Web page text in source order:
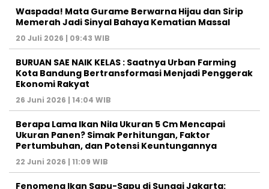
Waspada! Mata Gurame Berwarna Hijau dan Sirip
Memerah Jadi Sinyal Bahaya Kematian Massal
20 Juli 2026 | 09:43 WIB
BURUAN SAE NAIK KELAS : Saatnya Urban Farming
Kota Bandung Bertransformasi Menjadi Penggerak
Ekonomi Rakyat
26 Juni 2026 | 14:04 WIB
Berapa Lama Ikan Nila Ukuran 5 Cm Mencapai
Ukuran Panen? Simak Perhitungan, Faktor
Pertumbuhan, dan Potensi Keuntungannya
22 Juni 2026 | 11:09 WIB
Fenomena Ikan Sapu-Sapu di Sungai Jakarta: